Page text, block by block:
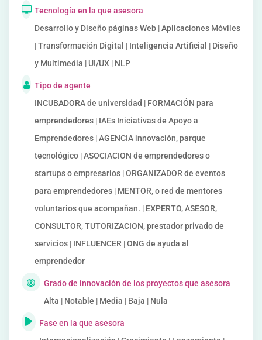
Tecnología en la que asesora
Desarrollo y Diseño páginas Web | Aplicaciones Móviles
| Transformación Digital | Inteligencia Artificial | Diseño
y Multimedia | UI/UX | NLP
Tipo de agente
INCUBADORA de universidad | FORMACIÓN para
emprendedores | IAEs Iniciativas de Apoyo a
Emprendedores | AGENCIA innovación, parque
tecnológico | ASOCIACION de emprendedores o
startups o empresarios | ORGANIZADOR de eventos
para emprendedores | MENTOR, o red de mentores
voluntarios que acompañan. | EXPERTO, ASESOR,
CONSULTOR, TUTORIZACION, prestador privado de
servicios | INFLUENCER | ONG de ayuda al
emprendedor
Grado de innovación de los proyectos que asesora
Alta | Notable | Media | Baja | Nula
Fase en la que asesora